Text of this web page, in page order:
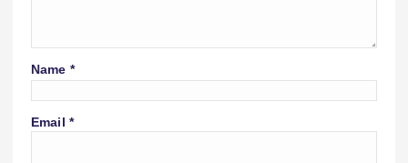
Name *
Email *